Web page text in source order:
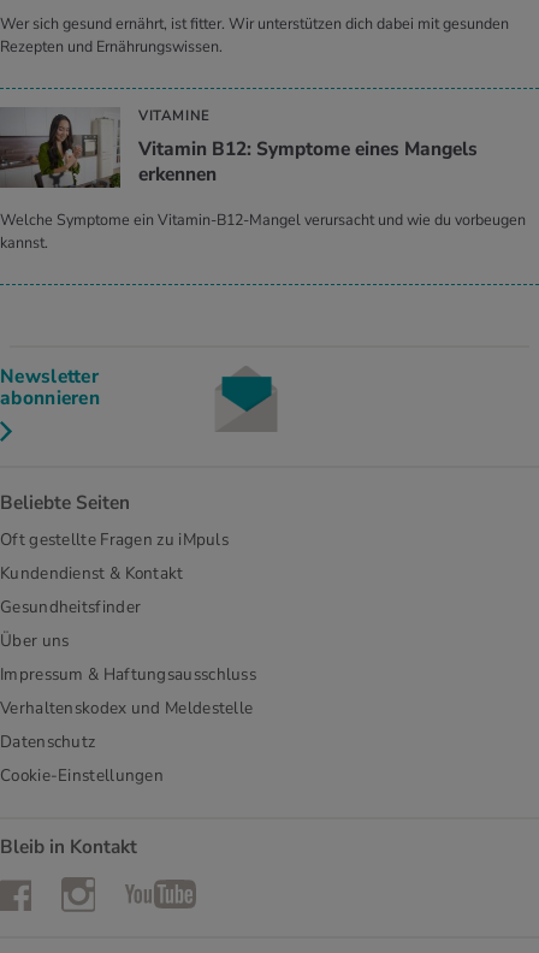
Wer sich gesund ernährt, ist fitter. Wir unterstützen dich dabei mit gesunden
Rezepten und Ernährungswissen.
VITAMINE
Vitamin B12: Symptome eines Mangels
erkennen
Welche Symptome ein Vitamin-B12-Mangel verursacht und wie du vorbeugen
kannst.
Newsletter
abonnieren
Beliebte Seiten
Oft gestellte Fragen zu iMpuls
Kundendienst & Kontakt
Gesundheitsfinder
Über uns
Impressum & Haftungsausschluss
Verhaltenskodex und Meldestelle
Datenschutz
Cookie-Einstellungen
Bleib in Kontakt
FacebookInstagramYouTube